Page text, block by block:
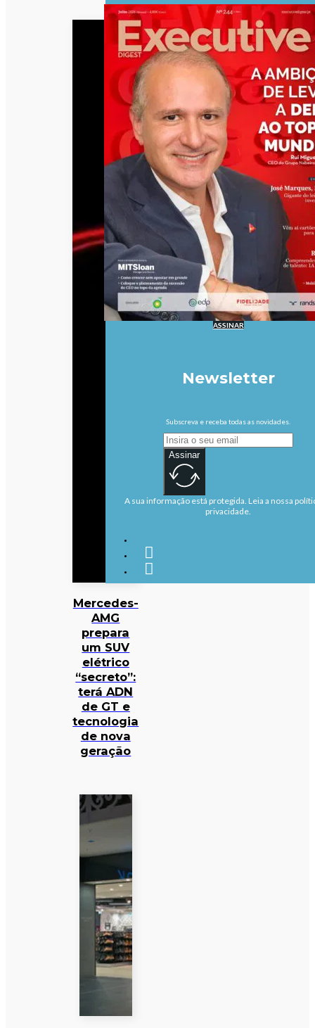
Mercedes-
AMG
prepara
um SUV
elétrico
“secreto”:
terá ADN
de GT e
tecnologia
de nova
geração
ASSINAR
Newsletter
Subscreva e receba todas as novidades.
Assinar
A sua informação está protegida. Leia a nossa
privacidade.